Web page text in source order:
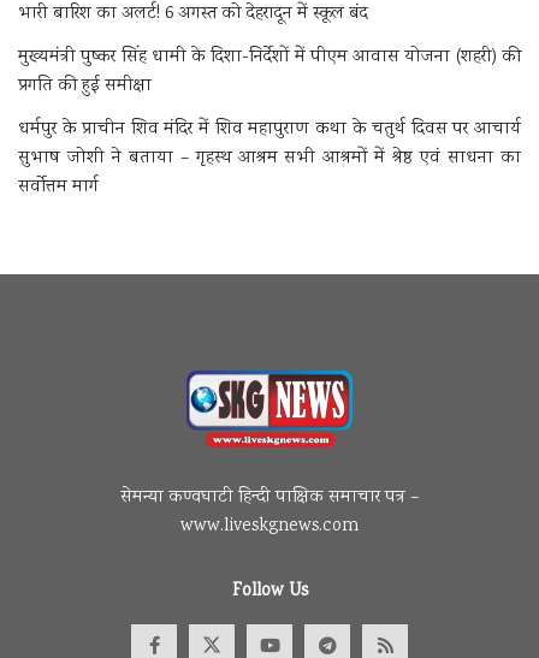
भारी बारिश का अलर्ट! 6 अगस्त को देहरादून में स्कूल बंद
मुख्यमंत्री पुष्कर सिंह धामी के दिशा-निर्देशों में पीएम आवास योजना (शहरी) की
प्रगति की हुई समीक्षा
धर्मपुर के प्राचीन शिव मंदिर में शिव महापुराण कथा के चतुर्थ दिवस पर आचार्य
सुभाष जोशी ने बताया – गृहस्थ आश्रम सभी आश्रमों में श्रेष्ठ एवं साधना का
सर्वोत्तम मार्ग
सेमन्या कण्वघाटी हिन्दी पाक्षिक समाचार पत्र –
www.liveskgnews.com
Follow Us